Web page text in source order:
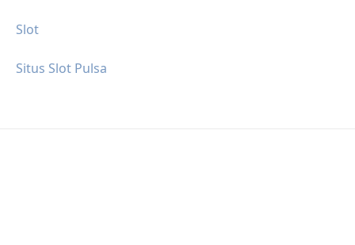
Slot
Situs Slot Pulsa